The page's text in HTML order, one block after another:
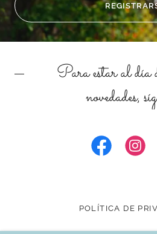
Para estar al día
novedades,
POLÍTICA DE